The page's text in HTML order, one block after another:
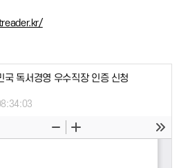
독서경영 우수직장 인증 신청